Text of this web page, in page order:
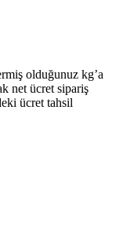
olduğunuz kg’a
net ücret sipariş
ücret tahsil